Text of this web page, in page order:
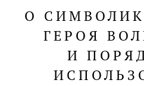
О
ГЕРОЯ
И